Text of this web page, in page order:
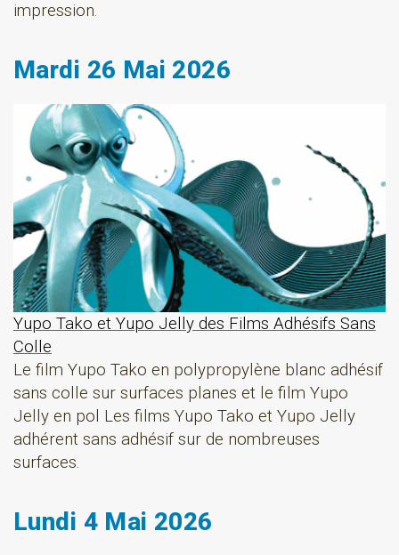
impression.
Mardi 26 Mai 2026
Yupo Tako et Yupo Jelly des Films Adhésifs Sans
Colle
Le film Yupo Tako en polypropylène blanc adhésif
sans colle sur surfaces planes et le film Yupo
Jelly en pol Les films Yupo Tako et Yupo Jelly
adhérent sans adhésif sur de nombreuses
surfaces.
Lundi 4 Mai 2026